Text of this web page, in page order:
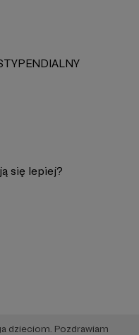
się lepiej?
dzieciom. Pozdrawiam